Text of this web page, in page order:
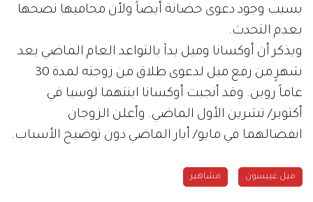
بسبب وجود دعوى حضانة أيضاً ولأن محاميها نصحها
بعدم التحدث.
ويذكر أن أوكسانا وميل بدآ بالتواعد العام الماضي بعد
شهرٍ من رفع ميل لدعوى طلاق من زوجته لمدة 30
عاماً روبن. وقد أنجبت أوكسانا ابنتهما لوسيا في
أكتوبر/ تشرين الأول الماضي. وأعلن الزوجان
انفصالهما في مايو/ أيار الماضي دون توضيح الأسباب.
ميل غيبسون مشاهير